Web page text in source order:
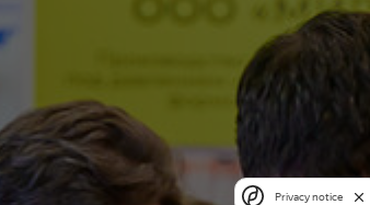
Privacy notice